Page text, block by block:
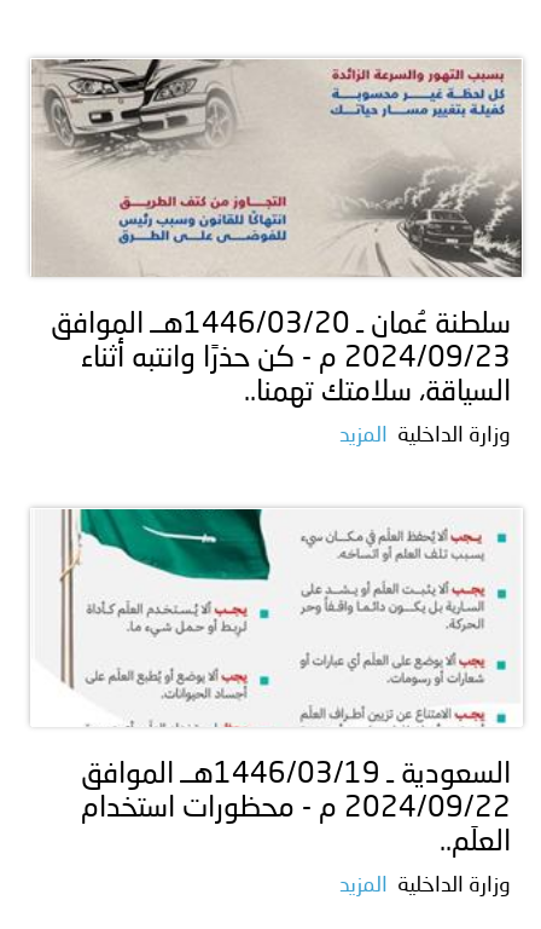
سلطنة عُمان ـ 1446/03/20هــ الموافق
2024/09/23 م - كن حذرًا وانتبه أثناء
السياقة، سلامتك تهمنا..
وزارة الداخلية المزيد
السعودية ـ 1446/03/19هــ الموافق
2024/09/22 م - محظورات استخدام
العلَم..
وزارة الداخلية المزيد